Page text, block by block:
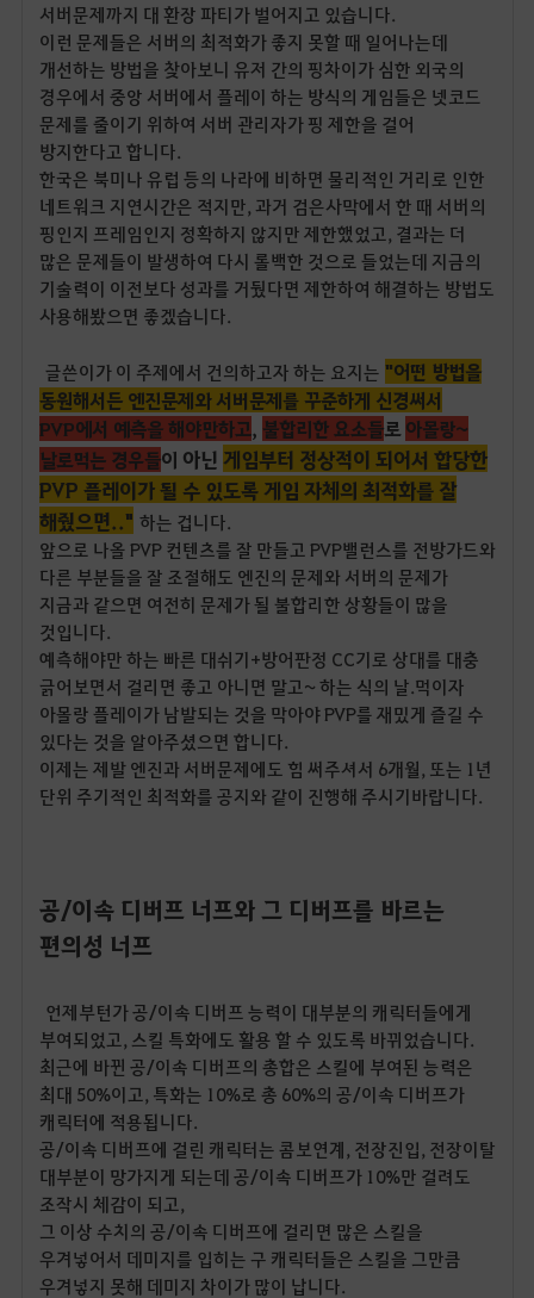
서버문제까지 대 환장 파티가 벌어지고 있습니다.
이런 문제들은 서버의 최적화가 좋지 못할 때 일어나는데
개선하는 방법을 찾아보니 유저 간의 핑차이가 심한 외국의
경우에서 중앙 서버에서 플레이 하는 방식의 게임들은 넷코드
문제를 줄이기 위하여 서버 관리자가 핑 제한을 걸어
방지한다고 합니다.
한국은 북미나 유럽 등의 나라에 비하면 물리적인 거리로 인한
네트워크 지연시간은 적지만, 과거 검은사막에서 한 때 서버의
핑인지 프레임인지 정확하지 않지만 제한했었고, 결과는 더
많은 문제들이 발생하여 다시 롤백한 것으로 들었는데 지금의
기술력이 이전보다 성과를 거뒀다면 제한하여 해결하는 방법도
사용해봤으면 좋겠습니다.
글쓴이가 이 주제에서 건의하고자 하는 요지는 "어떤 방법을
동원해서든 엔진문제와 서버문제를 꾸준하게 신경써서
PVP에서 예측을 해야만하고, 불합리한 요소들로아몰랑~
날로먹는 경우들이 아닌 게임부터 정상적이 되어서 합당한
PVP 플레이가 될 수 있도록 게임 자체의 최적화를 잘
해줬으면.." 하는 겁니다.
앞으로 나올 PVP 컨텐츠를 잘 만들고 PVP밸런스를 전방가드와
다른 부분들을 잘 조절해도 엔진의 문제와 서버의 문제가
지금과 같으면 여전히 문제가 될 불합리한 상황들이 많을
것입니다.
예측해야만 하는 빠른 대쉬기+방어판정 CC기로 상대를 대충
긁어보면서 걸리면 좋고 아니면 말고~ 하는 식의 날.먹이자
아몰랑 플레이가 남발되는 것을 막아야 PVP를 재밌게 즐길 수
있다는 것을 알아주셨으면 합니다.
이제는 제발 엔진과 서버문제에도 힘 써주셔서 6개월, 또는 1년
단위 주기적인 최적화를 공지와 같이 진행해 주시기바랍니다.
공/이속 디버프 너프와 그 디버프를 바르는
편의성 너프
언제부턴가 공/이속 디버프 능력이 대부분의 캐릭터들에게
부여되었고, 스킬 특화에도 활용 할 수 있도록 바뀌었습니다.
최근에 바뀐 공/이속 디버프의 총합은 스킬에 부여된 능력은
최대 50%이고, 특화는 10%로 총 60%의 공/이속 디버프가
캐릭터에 적용됩니다.
공/이속 디버프에 걸린 캐릭터는 콤보연계, 전장진입, 전장이탈
대부분이 망가지게 되는데 공/이속 디버프가 10%만 걸려도
조작시 체감이 되고,
그 이상 수치의 공/이속 디버프에 걸리면 많은 스킬을
우겨넣어서 데미지를 입히는 구 캐릭터들은 스킬을 그만큼
우겨넣지 못해 데미지 차이가 많이 납니다.